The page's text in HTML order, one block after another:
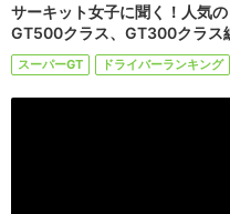
サーキット女子に聞く！人気
GT500クラス、GT300クラス
スーパーGT ドライバーランキング